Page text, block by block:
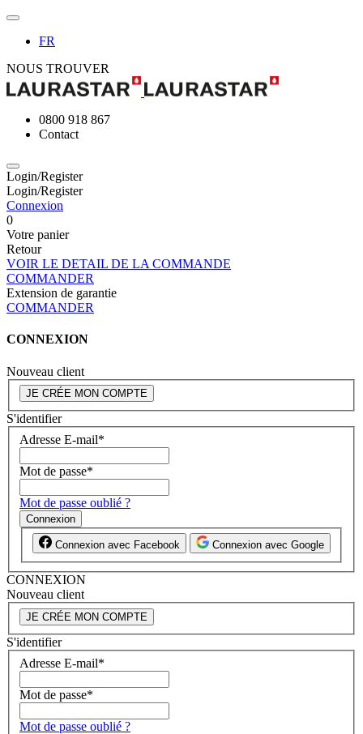
FR
NOUS TROUVER
0800 918 867
Contact
Login/Register
Login/Register
Connexion
0
Votre panier
Retour
VOIR LE DETAIL DE LA COMMANDE
COMMANDER
Extension de garantie
COMMANDER
CONNEXION
Nouveau client
JE CRÉE MON COMPTE
S'identifier
Adresse E-mail*
Mot de passe*
Mot de passe oublié ?
Connexion
Connexion avec Facebook Connexion avec Google
CONNEXION
Nouveau client
JE CRÉE MON COMPTE
S'identifier
Adresse E-mail*
Mot de passe*
Mot de passe oublié ?